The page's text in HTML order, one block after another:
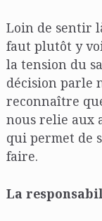
Loin de sentir
faut plutôt y
la tension du
décision parle
reconnaître
nous relie aux
qui permet de
faire.
La